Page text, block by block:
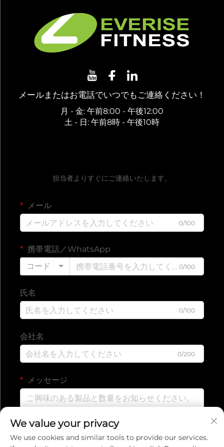
メールまたはお電話でいつでもご連絡ください！
月 - 金: 午前8:00 - 午後12:00
土 - 日: 午前8時 - 午後10時
担当者よりすぐにご連絡いたします。
メール
0/100
携帯電話／WhatsApp
コード
0/100
氏名
0/100
会社名
0/200
メッセージ
We value your privacy
We use cookies and similar tools to provide our services.